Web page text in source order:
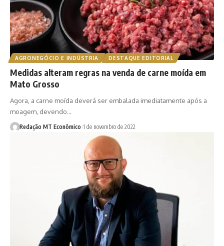
AGRONEGÓCIO E INDÚSTRIA DESTAQUE EDITORIAL
Medidas alteram regras na venda de carne moída em
Mato Grosso
Agora, a carne moída deverá ser embalada imediatamente após a
moagem, devendo…
Redação MT Econômico 1 de novembro de 2022